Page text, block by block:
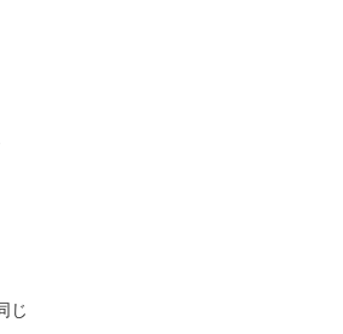
じ